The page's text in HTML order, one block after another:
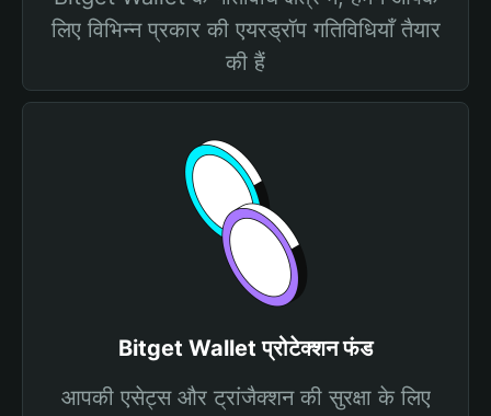
लिए विभिन्न प्रकार की एयरड्रॉप गतिविधियाँ तैयार
की हैं
Bitget Wallet प्रोटेक्शन फंड
आपकी एसेट्स और ट्रांजैक्शन की सुरक्षा के लिए